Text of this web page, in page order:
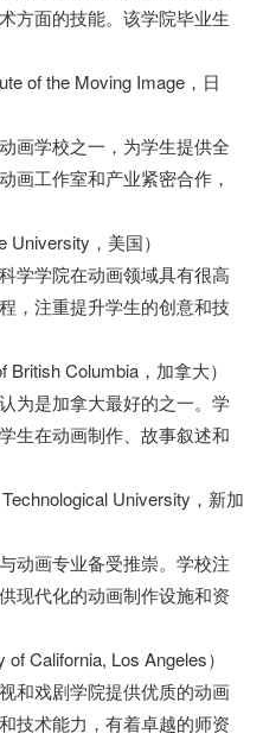
方面的技能。该学院毕业生
of the Moving Image，日
画学校之一，为学生提供全
画工作室和产业紧密合作，
，美国）
学学院在动画领域具有很高
，注重提升学生的创意和技
Columbia，加拿大）
为是加拿大最好的之一。学
生在动画制作、故事叙述和
University，新加
动画专业备受推崇。学校注
现代化的动画制作设施和资
California, Los Angeles）
和戏剧学院提供优质的动画
技术能力，有着卓越的师资